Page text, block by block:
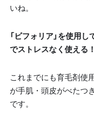
いね。
「ビフォリア」を使用
でストレスなく使える！
これまでにも育毛剤使
が手肌・頭皮がべたつ
です。